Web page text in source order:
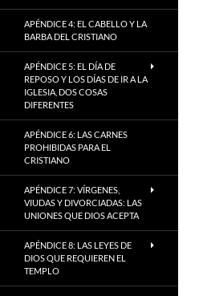
APÉNDICE 4: EL CABELLO Y LA
BARBA DEL CRISTIANO
APÉNDICE 5: EL DÍA DE
REPOSO Y LOS DÍAS DE IR A LA
IGLESIA, DOS COSAS
DIFERENTES
APÉNDICE 6: LAS CARNES
PROHIBIDAS PARA EL
CRISTIANO
APÉNDICE 7: VÍRGENES,
VIUDAS Y DIVORCIADAS: LAS
UNIONES QUE DIOS ACEPTA
APÉNDICE 8: LAS LEYES DE
DIOS QUE REQUIEREN EL
TEMPLO